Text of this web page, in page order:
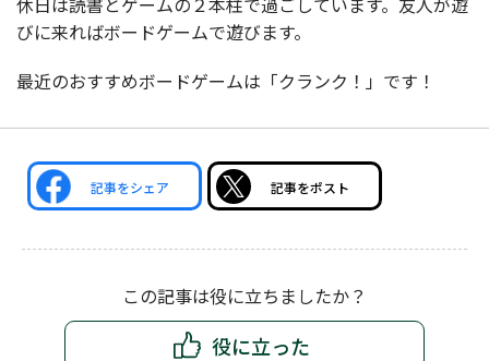
びに来ればボードゲームで遊びます。
最近のおすすめボードゲームは「クランク！」です！
記事をシェア 記事をポスト
この記事は役に立ちましたか？
役に立った